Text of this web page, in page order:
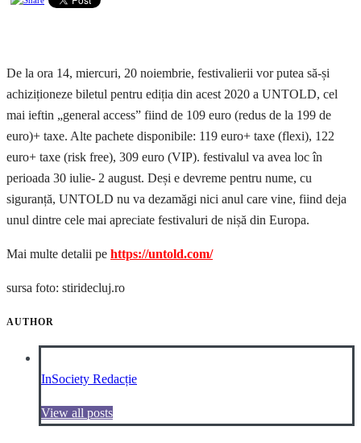
De la ora 14, miercuri, 20 noiembrie, festivalierii vor putea să-și
achiziționeze biletul pentru ediția din acest 2020 a UNTOLD, cel
mai ieftin „general access” fiind de 109 euro (redus de la 199 de
euro)+ taxe. Alte pachete disponibile: 119 euro+ taxe (flexi), 122
euro+ taxe (risk free), 309 euro (VIP). festivalul va avea loc în
perioada 30 iulie- 2 august. Deși e devreme pentru nume, cu
siguranță, UNTOLD nu va dezamăgi nici anul care vine, fiind deja
unul dintre cele mai apreciate festivaluri de nișă din Europa.
Mai multe detalii pe https://untold.com/
sursa foto: stiridecluj.ro
AUTHOR
InSociety Redacție
View all posts